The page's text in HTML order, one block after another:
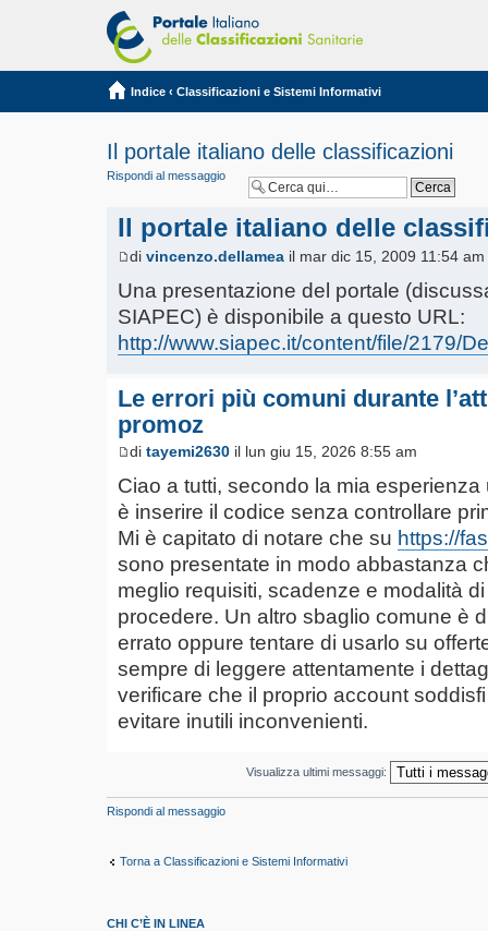
Indice ‹ Classificazioni e Sistemi Informativi
Il portale italiano delle classificazioni
Rispondi al messaggio
Il portale italiano delle
di vincenzo.dellamea il mar dic 15, 2009 11:54 am
Una presentazione del portale
SIAPEC) è disponibile a questo URL:
http://www.siapec.it/content/file/2179/
Le errori più comuni durante
promoz
di tayemi2630 il lun giu 15, 2026 8:55 am
Ciao a tutti, secondo la mia
è inserire il codice senza controllare
Mi è capitato di notare che su https://
sono presentate in modo abbastanza
meglio requisiti, scadenze e modalità
procedere. Un altro sbaglio comune è
errato oppure tentare di usarlo su
sempre di leggere attentamente i
verificare che il proprio account
evitare inutili inconvenienti.
Visualizza ultimi messaggi:
Rispondi al messaggio
Torna a Classificazioni e Sistemi Informativi
CHI C’È IN LINEA